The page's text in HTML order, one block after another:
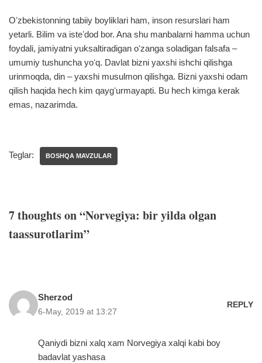
Oʻzbekistonning tabiiy boyliklari ham, inson resurslari ham
yetarli. Bilim va isteʼdod bor. Ana shu manbalarni hamma uchun
foydali, jamiyatni yuksaltiradigan oʻzanga soladigan falsafa –
umumiy tushuncha yoʻq. Davlat bizni yaxshi ishchi qilishga
urinmoqda, din – yaxshi musulmon qilishga. Bizni yaxshi odam
qilish haqida hech kim qaygʻurmayapti. Bu hech kimga kerak
emas, nazarimda.
Teglar: BOSHQA MAVZULAR
7 thoughts on “Norvegiya: bir yilda olgan
taassurotlarim”
Sherzod
6-May, 2019 at 13:27
REPLY
Qaniydi bizni xalq xam Norvegiya xalqi kabi boy
badavlat yashasa